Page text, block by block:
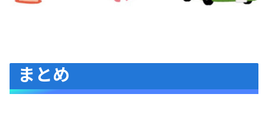
まとめ